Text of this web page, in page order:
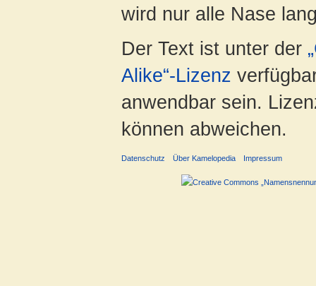
wird nur alle Nase
Der Text ist unter der
Alike“-Lizenz
anwendbar sein.
können abweichen.
Datenschutz Über Kamelopedia Impressum